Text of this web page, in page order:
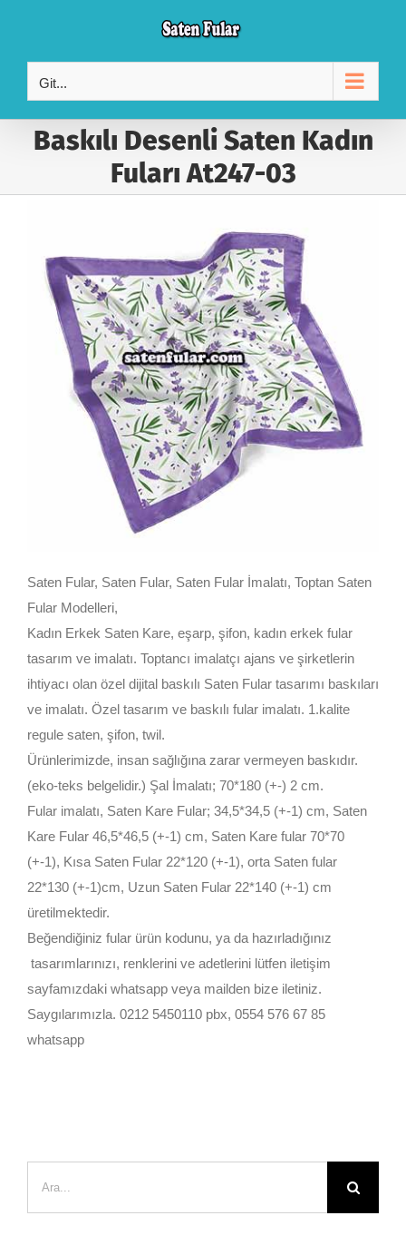
content
Git...
Baskılı Desenli Saten Kadın
Fuları At247-03
Saten Fular, Saten Fular, Saten Fular İmalatı, Toptan Saten
Fular Modelleri,
Kadın Erkek Saten Kare, eşarp, şifon, kadın erkek fular
tasarım ve imalatı. Toptancı imalatçı ajans ve şirketlerin
ihtiyacı olan özel dijital baskılı Saten Fular tasarımı baskıları
ve imalatı. Özel tasarım ve baskılı fular imalatı. 1.kalite
regule saten, şifon, twil.
Ürünlerimizde, insan sağlığına zarar vermeyen baskıdır.
(eko-teks belgelidir.) Şal İmalatı; 70*180 (+-) 2 cm.
Fular imalatı, Saten Kare Fular; 34,5*34,5 (+-1) cm, Saten
Kare Fular 46,5*46,5 (+-1) cm, Saten Kare fular 70*70
(+-1), Kısa Saten Fular 22*120 (+-1), orta Saten fular
22*130 (+-1)cm, Uzun Saten Fular 22*140 (+-1) cm
üretilmektedir.
Beğendiğiniz fular ürün kodunu, ya da hazırladığınız
tasarımlarınızı, renklerini ve adetlerini lütfen iletişim
sayfamızdaki whatsapp veya mailden bize iletiniz.
Saygılarımızla. 0212 5450110 pbx, 0554 576 67 85
whatsapp